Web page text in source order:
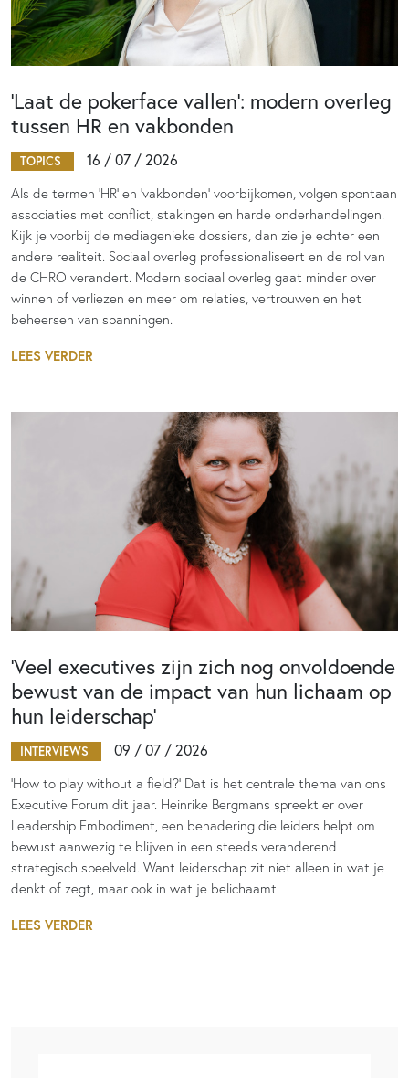
‘Laat de pokerface vallen’: modern overleg
tussen HR en vakbonden
TOPICS 16 / 07 / 2026
Als de termen 'HR' en 'vakbonden' voorbijkomen, volgen spontaan
associaties met conflict, stakingen en harde onderhandelingen.
Kijk je voorbij de mediagenieke dossiers, dan zie je echter een
andere realiteit. Sociaal overleg professionaliseert en de rol van
de CHRO verandert. Modern sociaal overleg gaat minder over
winnen of verliezen en meer om relaties, vertrouwen en het
beheersen van spanningen.
LEES VERDER
‘Veel executives zijn zich nog onvoldoende
bewust van de impact van hun lichaam op
hun leiderschap’
INTERVIEWS 09 / 07 / 2026
‘How to play without a field?’ Dat is het centrale thema van ons
Executive Forum dit jaar. Heinrike Bergmans spreekt er over
Leadership Embodiment, een benadering die leiders helpt om
bewust aanwezig te blijven in een steeds veranderend
strategisch speelveld. Want leiderschap zit niet alleen in wat je
denkt of zegt, maar ook in wat je belichaamt.
LEES VERDER